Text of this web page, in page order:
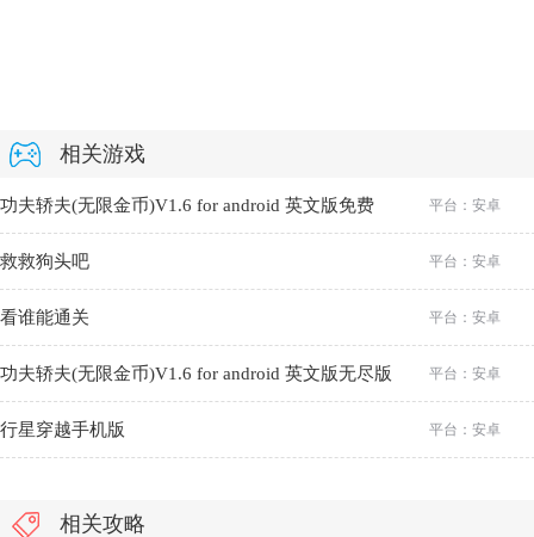
相关游戏
功夫轿夫(无限金币)V1.6 for android 英文版免费 平台：安卓
救救狗头吧 平台：安卓
看谁能通关 平台：安卓
功夫轿夫(无限金币)V1.6 for android 英文版无尽版 平台：安卓
行星穿越手机版 平台：安卓
相关攻略